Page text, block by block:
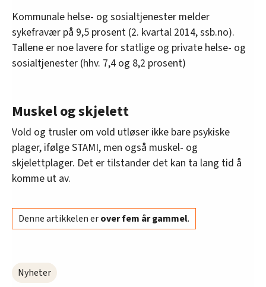
Kommunale helse- og sosialtjenester melder
sykefravær på 9,5 prosent (2. kvartal 2014, ssb.no).
Tallene er noe lavere for statlige og private helse- og
sosialtjenester (hhv. 7,4 og 8,2 prosent)
Muskel og skjelett
Vold og trusler om vold utløser ikke bare psykiske
plager, ifølge STAMI, men også muskel- og
skjelettplager. Det er tilstander det kan ta lang tid å
komme ut av.
Denne artikkelen erover fem år gammel.
Nyheter